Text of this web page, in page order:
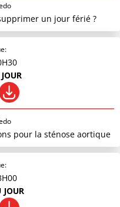
un jour férié ?
pour la sténose aortique